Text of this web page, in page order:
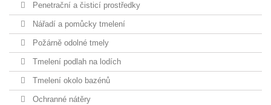
Penetrační a čisticí prostředky
Nářadí a pomůcky tmelení
Požárně odolné tmely
Tmelení podlah na lodích
Tmelení okolo bazénů
Ochranné nátěry